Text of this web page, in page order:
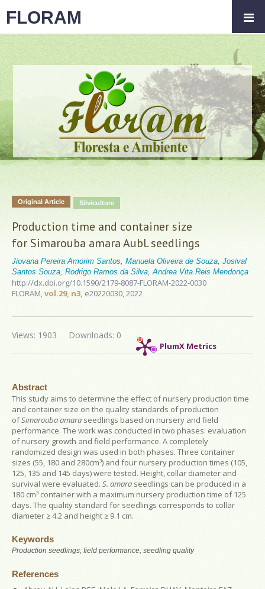
Original Article Silviculture
Production time and container size
for Simarouba amara Aubl. seedlings
Jiovana Pereira Amorim Santos Manuela Oliveira de Souza Josival
Santos Souza Rodrigo Ramos da Silva Andrea Vita Reis Mendonça
http://dx.doi.org/10.1590/2179-8087-FLORAM-2022-0030
FLORAM,vol.29, n3, e20220030, 2022
PlumX Metrics
Downloads: 0
Views: 1903
Abstract
This study aims to determine the effect of nursery production time
and container size on the quality standards of production
ofSimarouba amara seedlings based on nursery and field
performance. The work was conducted in two phases: evaluation
of nursery growth and field performance. A completely
randomized design was used in both phases. Three container
sizes (55, 180 and 280cm³) and four nursery production times (105,
125, 135 and 145 days) were tested. Height, collar diameter and
survival were evaluated. S. amara seedlings can be produced in a
180 cm³ container with a maximum nursery production time of 125
days. The quality standard for seedlings corresponds to collar
diameter ≥ 4.2 and height ≥ 9.1 cm.
Keywords
Production seedlings; field performance; seedling quality
References
FLORAM